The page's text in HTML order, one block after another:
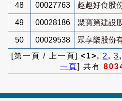
48 00027763 趣趣好食股
49 00028186 聚寶第建設
50 00029538
眾享樂股份
[第一頁 / 上一頁] <1>, 2 , 3,
一頁] 共有